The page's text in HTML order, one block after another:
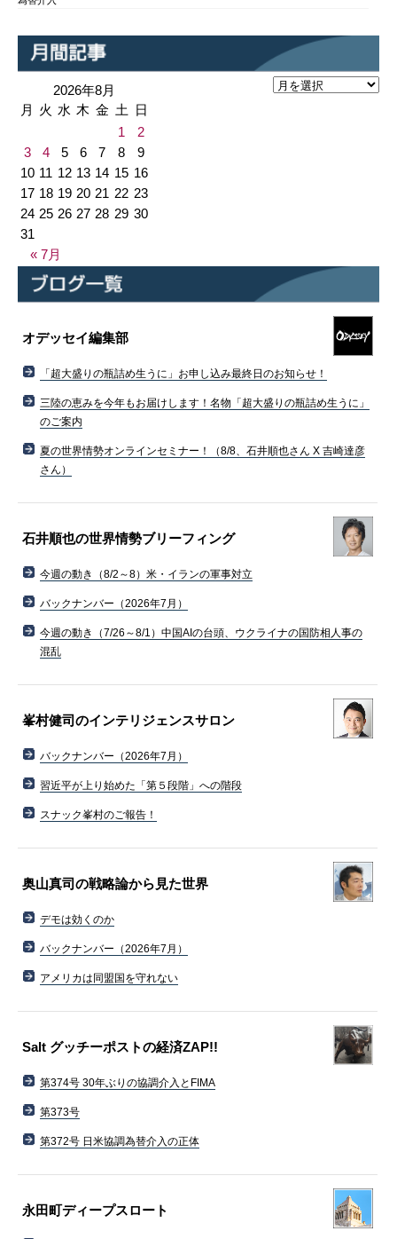
2026年8月
月 火 水 木 金 土 日
« 7月
1
2
3
4 5 6 7 8
9
10 11 12 13 14 15 16
17 18 19 20 21 22 23
24 25 26 27 28 29 30
31
オデッセイ編集部
「超大盛りの瓶詰め生うに」お申し込み最終日のお知らせ！
三陸の恵みを今年もお届けします！名物「超大盛りの瓶詰め生うに」
のご案内
夏の世界情勢オンラインセミナー！（8/8、石井順也さん X 吉崎達彦
さん）
石井順也の世界情勢ブリーフィング
今週の動き（8/2～8）米・イランの軍事対立
バックナンバー（2026年7月）
今週の動き（7/26～8/1）中国AIの台頭、ウクライナの国防相人事の
混乱
峯村健司のインテリジェンスサロン
バックナンバー（2026年7月）
習近平が上り始めた「第５段階」への階段
スナック峯村のご報告！
奥山真司の戦略論から見た世界
デモは効くのか
バックナンバー（2026年7月）
アメリカは同盟国を守れない
Salt グッチーポストの経済ZAP!!
第374号 30年ぶりの協調介入とFIMA
第373号
第372号 日米協調為替介入の正体
永田町ディープスロート